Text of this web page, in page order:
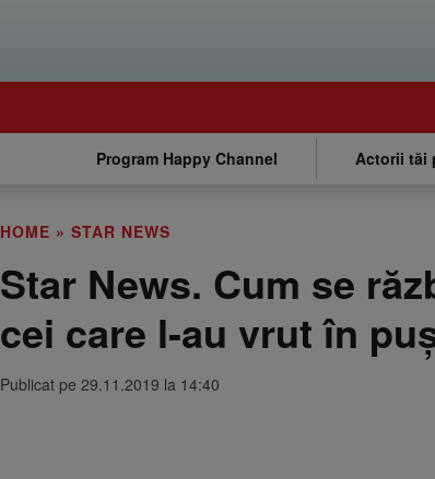
Program Happy Channel Actorii tăi
HOME » STAR NEWS
Star News. Cum se
cei care l-au vrut în
Publicat pe 29.11.2019 la 14:40